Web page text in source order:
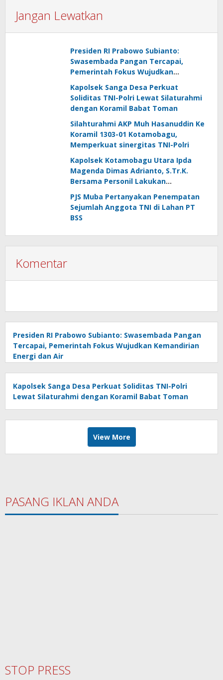
Jangan Lewatkan
Presiden RI Prabowo Subianto:
Swasembada Pangan Tercapai,
Pemerintah Fokus Wujudkan
Kemandirian Energi dan Air
Kapolsek Sanga Desa Perkuat
Soliditas TNI-Polri Lewat Silaturahmi
dengan Koramil Babat Toman
Silahturahmi AKP Muh Hasanuddin Ke
Koramil 1303-01 Kotamobagu,
Memperkuat sinergitas TNI-Polri
Kapolsek Kotamobagu Utara Ipda
Magenda Dimas Adrianto, S.Tr.K.
Bersama Personil Lakukan
Silaturahmi Ke Koramil 1303-02 Passi
PJS Muba Pertanyakan Penempatan
Sejumlah Anggota TNI di Lahan PT
BSS
Komentar
Presiden RI Prabowo Subianto: Swasembada Pangan
Tercapai, Pemerintah Fokus Wujudkan Kemandirian
Energi dan Air
Kapolsek Sanga Desa Perkuat Soliditas TNI-Polri
Lewat Silaturahmi dengan Koramil Babat Toman
View More
PASANG IKLAN ANDA
STOP PRESS